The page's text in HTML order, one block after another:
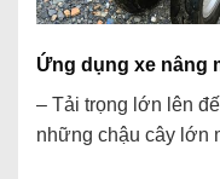
Ứng dụng xe nâng
– Tải trọng lớn lên
những chậu cây lớn